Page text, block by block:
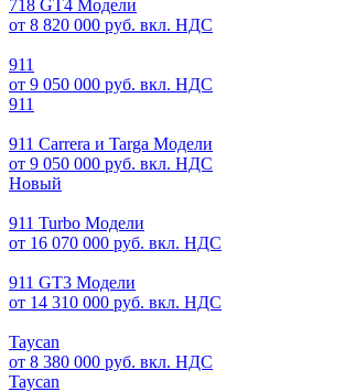
718 GT4 Модели
от 8 820 000 руб. вкл. НДС
911
от 9 050 000 руб. вкл. НДС
911
911 Carrera и Targa Модели
от 9 050 000 руб. вкл. НДС
Новый
911 Turbo Модели
от 16 070 000 руб. вкл. НДС
911 GT3 Модели
от 14 310 000 руб. вкл. НДС
Taycan
от 8 380 000 руб. вкл. НДС
Taycan